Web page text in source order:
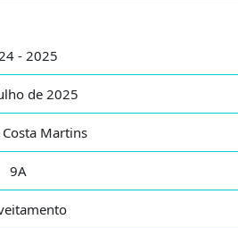
- 2025
de 2025
Martins
9A